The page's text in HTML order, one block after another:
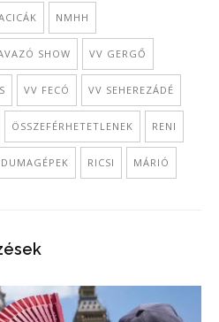
NMHH
SHOW VV GERGŐ
VV FECÓ VV SEHEREZÁDÉ
ÖSSZEFÉRHETETLENEK RENI
DUMAGÉPEK RICSI MÁRIÓ